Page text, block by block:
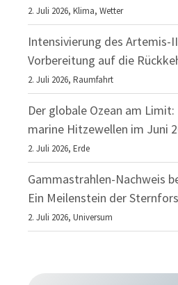
2. Juli 2026,Klima,Wetter
Intensivierung des Artemis-
Vorbereitung auf die
2. Juli 2026,Raumfahrt
Der globale Ozean am
marine Hitzewellen im Juni
2. Juli 2026,Erde
Gammastrahlen-Nachweis
Ein Meilenstein der
2. Juli 2026,Universum